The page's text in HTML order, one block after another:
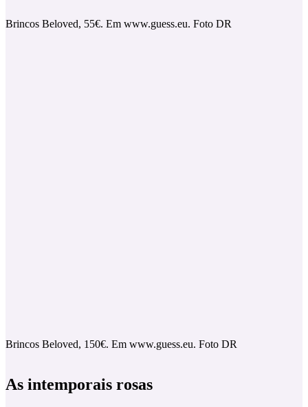
Brincos Beloved, 55€. Em www.guess.eu. Foto DR
Brincos Beloved, 150€. Em www.guess.eu. Foto DR
As intemporais rosas